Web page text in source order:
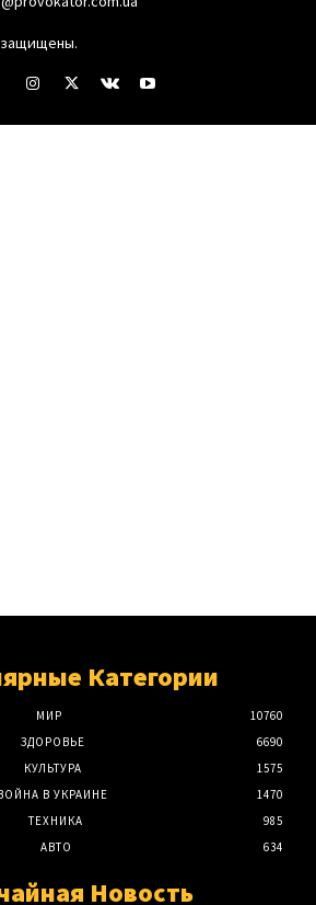
защищены.
Категории
МИР
10760
ЗДОРОВЬЕ
6690
КУЛЬТУРА
1575
В УКРАИНЕ
1470
ТЕХНИКА
985
АВТО
634
Новость